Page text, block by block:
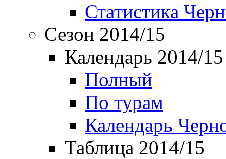
Статистика
Сезон 2014/15
Календарь 2014/15
Полный
По турам
Календарь
Таблица 2014/15